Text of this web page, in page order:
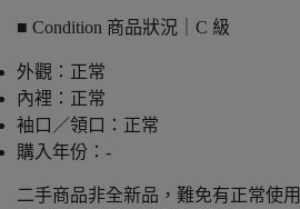
■ Condition 商品狀況｜C 級
外觀：正常
內裡：正常
袖口／領口：正常
購入年份：-
二手商品非全新品，難免有正常使